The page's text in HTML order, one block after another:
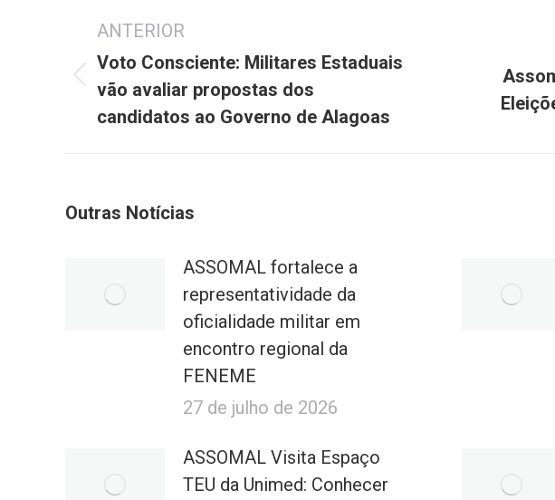
post:
ANTERIOR
Post
anterior:
Voto Consciente: Militares Estaduais
vão avaliar propostas dos
candidatos ao Governo de Alagoas
Próximo
post:
Outras Notícias
ASSOMAL fortalece a
representatividade da
oficialidade militar em
encontro regional da
FENEME
27 de julho de 2026
ASSOMAL Visita Espaço
TEU da Unimed: Conhecer